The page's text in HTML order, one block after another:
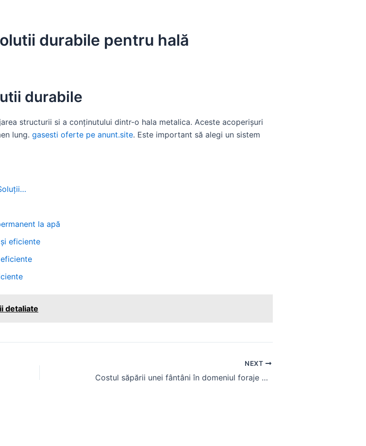
durabile pentru hală
durabile
structurii si a conținutului dintr-o hala metalica. Aceste acoperișuri
lung. gasesti oferte pe anunt.site. Este important să alegi un sistem
la apă
eficiente
detaliate
NEXT
Costul săpării unei fântâni în domeniul foraje puturi